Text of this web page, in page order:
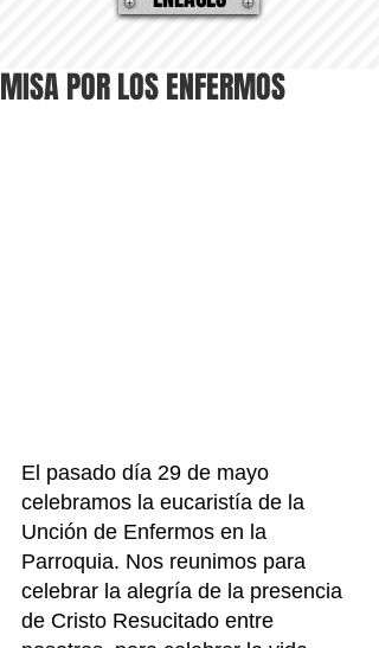
MISA POR LOS ENFERMOS
El pasado día 29 de mayo
celebramos la eucaristía de la
Unción de Enfermos en la
Parroquia. Nos reunimos para
celebrar la alegría de la presencia
de Cristo Resucitado entre